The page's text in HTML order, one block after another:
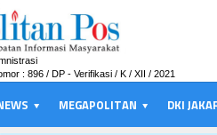
: 896 / DP - Verifikasi / K / XII / 2021
MEGAPOLITAN DKI